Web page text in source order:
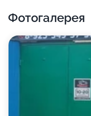
Фотогалерея